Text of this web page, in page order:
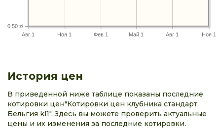
Авг 1 Ноя 1 Фев 1 Май 1 Авг 1 Ноя 1
0.50 zł
История цен
В приведённой ниже таблице показаны последние
котировки цен"Котировки цен клубника стандарт
Бельгия kl1". Здесь вы можете проверить актуальные
цены и их изменения за последние котировки.